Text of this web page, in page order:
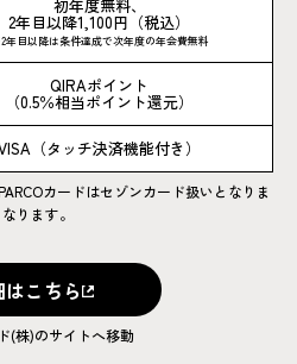
初年度無料、
2年目以降1,100円（税込）
年目以降は条件達成で次年度の年会費無料
QIRAポイント
（0.5％相当ポイント還元）
（タッチ決済機能付き）
カードはセゾンカード扱いとなりま
ります。
はこちら
はこちら
(株)のサイトへ移動